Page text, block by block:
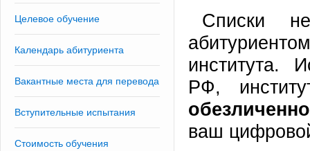
Целевое обучение
Календарь абитуриента
Вакантные места для перевода
Вступительные испытания
Стоимость обучения
Списки
института.
РФ,
ваш